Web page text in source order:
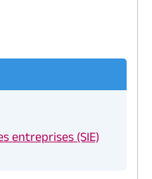
entreprises (SIE)